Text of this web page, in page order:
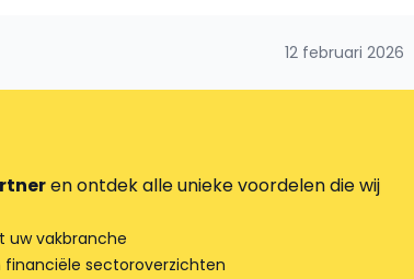
12 februari 2026
en ontdek alle unieke voordelen die wij
uw vakbranche
financiële sectoroverzichten